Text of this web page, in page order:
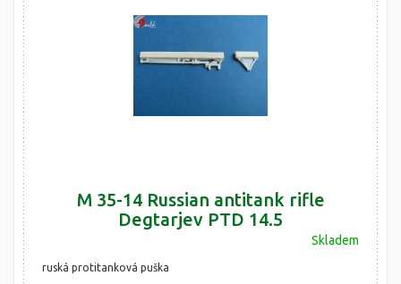
M 35-14 Russian antitank rifle
Degtarjev PTD 14.5
Skladem
ruská protitanková puška